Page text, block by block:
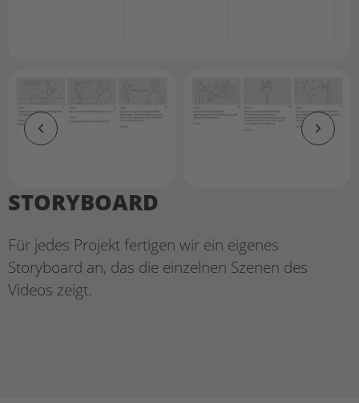
STORYBOARD
Für jedes Projekt fertigen wir ein eigenes
Storyboard an, das die einzelnen Szenen des
Videos zeigt.